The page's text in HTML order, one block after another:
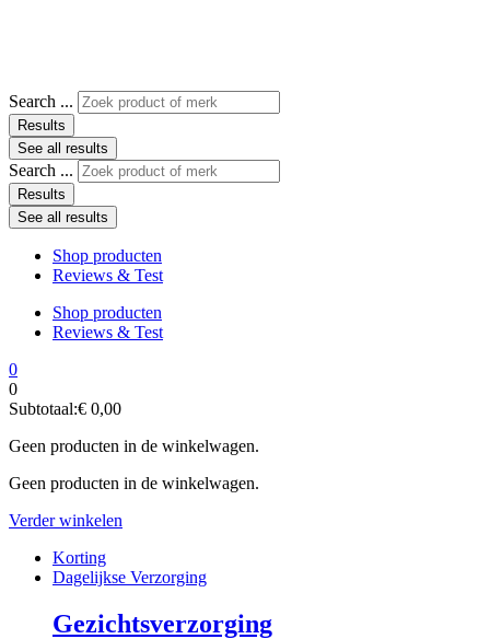
Search ...
Results
See all results
Search ...
Results
See all results
Shop producten
Reviews & Test
Shop producten
Reviews & Test
0
0
Subtotaal:€ 0,00
Geen producten in de winkelwagen.
Geen producten in de winkelwagen.
Verder winkelen
Korting
Dagelijkse Verzorging
Gezichtsverzorging